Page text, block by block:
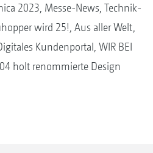
2023, Messe-News, Technik-
wird 25!, Aus aller Welt,
Kundenportal, WIR BEI
holt renommierte Design